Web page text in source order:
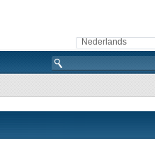
Nederlands